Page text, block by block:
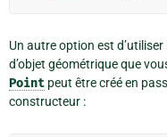
Un autre option est
d’objet géométrique que
Point peut être créé en
constructeur :